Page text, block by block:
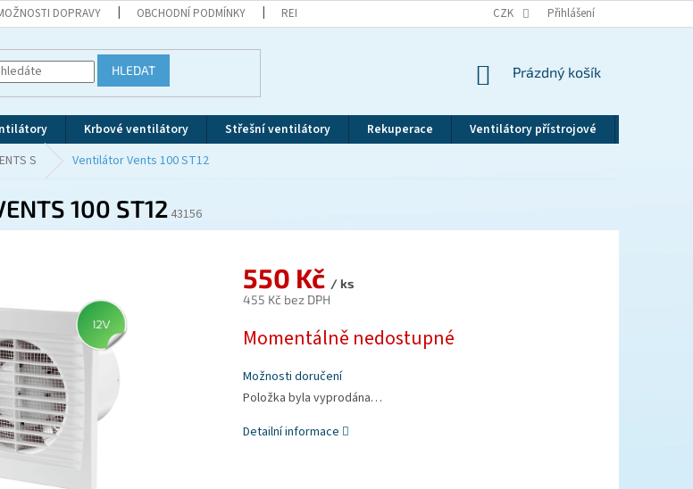
DOPRAVY OBCHODNÍ PODMÍNKY REKLAMAČNÍ ŘÁD ZÁSADY OCHRANY OSOBNÍCH
CZK Přihlášení
HLEDAT
NÁKUPNÍ
Prázdný košík
Krbové ventilátory Střešní ventilátory Rekuperace Ventilátory přístrojové
S Ventilátor Vents 100 ST12
100 ST12 43156
550 Kč / ks
455 Kč bez DPH
cena:
Momentálně nedostupné
Možnosti doručení
Položka byla vyprodána…
Detailní informace